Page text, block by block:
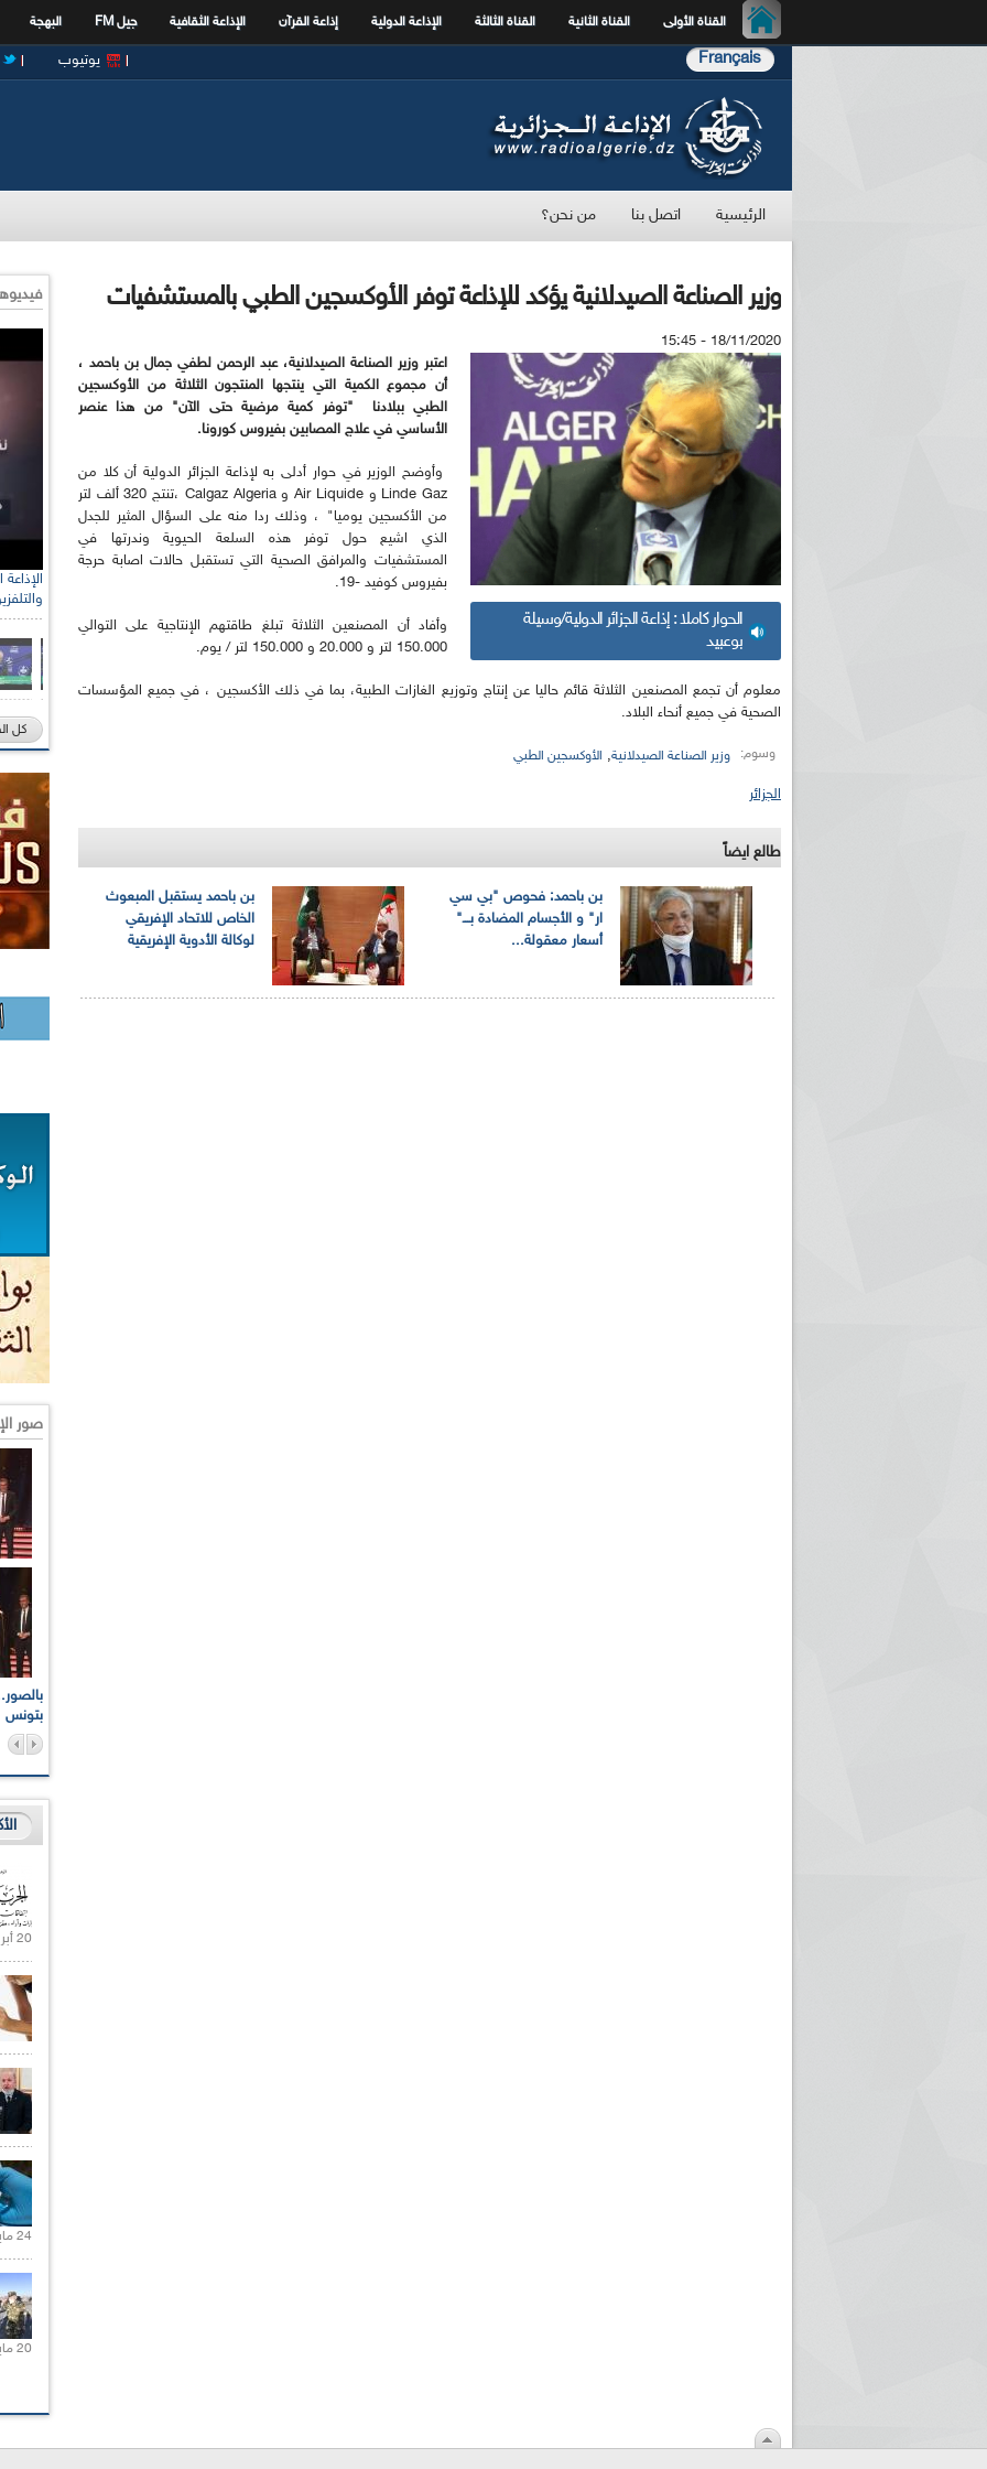
القناة الأولى القناة الثانية القناة الثالثة الإذاعة الدولية إذاعة القرآن الإذاعة الثقافية جيل FM البهجة
Français يوتيوب
الرئيسية اتصل بنا من نحن؟
وزير الصناعة الصيدلانية يؤكد للإذاعة توفر الأوكسجين الطبي بالمستشفيات
18/11/2020 - 15:45
الحوار كاملا : إذاعة الجزائر الدولية/وسيلة
بوعبيد
اعتبر وزير الصناعة الصيدلانية، عبد الرحمن لطفي جمال بن باحمد ،
أن مجموع الكمية التي ينتجها المنتجون الثلاثة من الأوكسجين
الطبي ببلادنا "توفر كمية مرضية حتى الآن" من هذا عنصر
الأساسي في علاج المصابين بفيروس كورونا.
وأوضح الوزير في حوار أدلى به لإذاعة الجزائر الدولية أن كلا من
Linde Gaz و Air Liquide و Calgaz Algeria ،تنتج 320 ألف لتر
من الأكسجين يوميا" ، وذلك ردا منه على السؤال المثير للجدل
الذي اشيع حول توفر هذه السلعة الحيوية وندرتها في
المستشفيات والمرافق الصحية التي تستقبل حالات اصابة حرجة
بفيروس كوفيد -19.
وأفاد أن المصنعين الثلاثة تبلغ طاقتهم الإنتاجية على التوالي
150.000 لتر و 20.000 و 150.000 لتر / يوم.
معلوم أن تجمع المصنعين الثلاثة قائم حاليا عن إنتاج وتوزيع الغازات الطبية، بما في ذلك الأكسجين ، في جميع المؤسسات
الصحية في جميع أنحاء البلاد.
وسوم: وزير الصناعة الصيدلانية, الأوكسجين الطبي
الجزائر
طالع ايضاً
بن باحمد يستقبل المبعوث
الخاص للاتحاد الإفريقي
لوكالة الأدوية الإفريقية
بن باحمد: فحوص "بي سي
ار" و الأجسام المضادة بـــ"
أسعار معقولة...
كل
صور
بتونس
20 أبريل 2021 |
24 مايو 2021 |
20 مايو 2021 |